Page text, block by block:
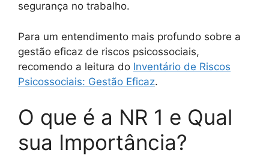
segurança no trabalho.
Para um entendimento mais profundo sobre a
gestão eficaz de riscos psicossociais,
recomendo a leitura do Inventário de Riscos
Psicossociais: Gestão Eficaz.
O que é a NR 1 e Qual
sua Importância?